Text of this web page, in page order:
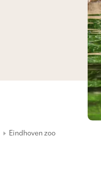
Eindhoven zoo